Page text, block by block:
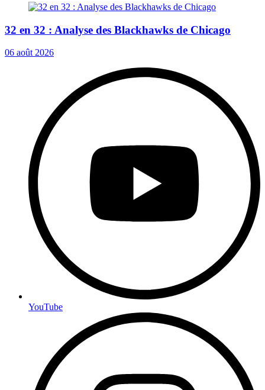
32 en 32 : Analyse des Blackhawks de Chicago
06 août 2026
YouTube